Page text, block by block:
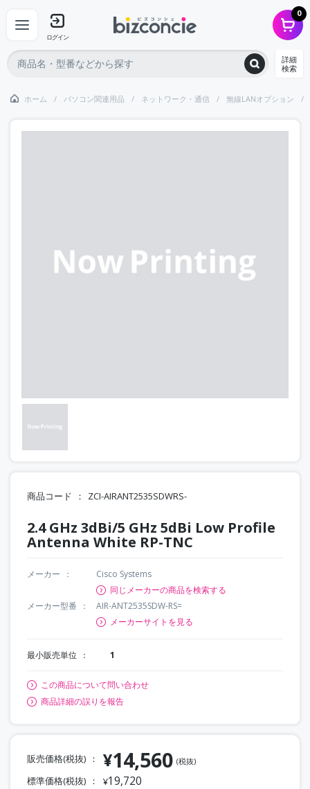
ログイン
0
詳細
検索
ホーム パソコン関連用品 ネットワーク・通信 無線LANオプション
商品コード ZCI-AIRANT2535SDWRS-
2.4 GHz 3dBi/5 GHz 5dBi Low Profile
Antenna White RP-TNC
メーカー
Cisco Systems
同じメーカーの商品を検索する
メーカー型番
AIR-ANT2535SDW-RS=
メーカーサイトを見る
最小販売単位 1
この商品について問い合わせ
商品詳細の誤りを報告
販売価格(税抜) ¥14,560 (税抜)
標準価格(税抜) ¥19,720